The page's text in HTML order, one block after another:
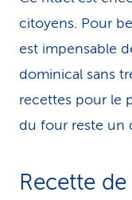
citoyens. Pour
est impensable
dominical sans
recettes pour le
du four reste un
Recette